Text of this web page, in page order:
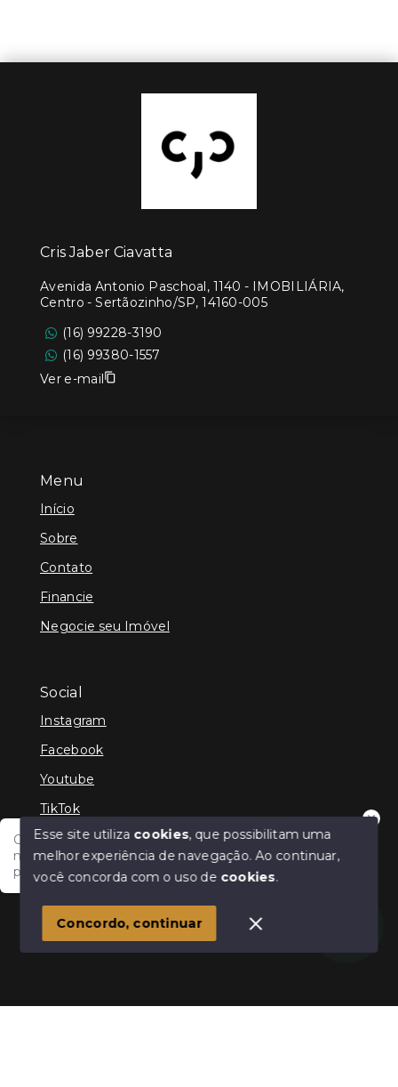
Olá, tudo bem?! Estamos disponíveis para te auxiliar
nas suas dúvidas e na sua melhor escolha. Em que
podemos ajudar?
Menu
Início
Sobre
Contato
Financie
Negocie seu Imóvel
Social
Instagram
Facebook
Youtube
TikTok
© Copyright 2026 - Cris Jaber Ciavatta - Todos os
SITE PARA IMOBILIARIA
Cris Jaber Ciavatta
Avenida Antonio Paschoal, 1140 - IMOBILIÁRIA,
Centro - Sertãozinho/SP, 14160-005
(16) 99228-3190
(16) 99380-1557
Ver e-mail
Esse site utiliza cookies, que possibilitam uma
melhor experiência de navegação.Ao continuar,
você concorda com o uso de cookies.
Concordo, continuar